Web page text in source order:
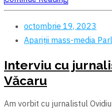
octombrie 19, 2023
Apariții mass-media
Interviu cu
Văcaru
Am vorbit cu jurnalistul